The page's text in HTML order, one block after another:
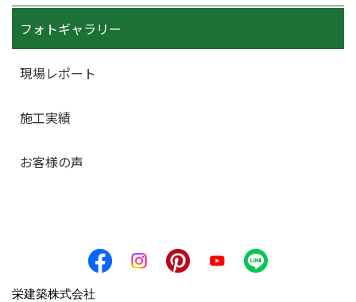
フォトギャラリー
現場レポート
施工実績
お客様の声
栄建築株式会社